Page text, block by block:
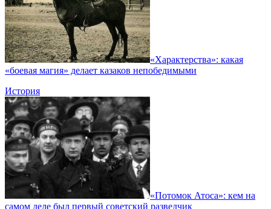
«Характерства»: какая
«боевая магия» делает казаков непобедимыми
История
«Потомок Атоса»: кем на
самом деле был первый советский разведчик